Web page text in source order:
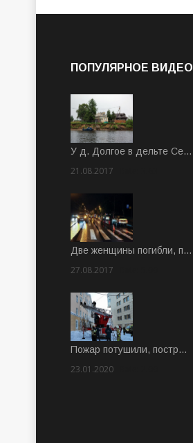
ПОПУЛЯРНОЕ ВИДЕО
У д. Долгое в дельте Се…
21.08.2017
Две женщины погибли, п…
27.08.2017
Пожар потушили, постр…
23.01.2020